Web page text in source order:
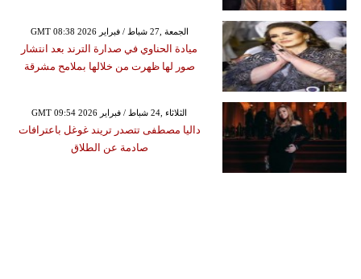
GMT 08:38 2026 الجمعة ,27 شباط / فبراير
ميادة الحناوي في صدارة الترند بعد انتشار
صور لها ظهرت من خلالها بملامح مشرقة
GMT 09:54 2026 الثلاثاء ,24 شباط / فبراير
داليا مصطفى تتصدر تريند غوغل باعترافات
صادمة عن الطلاق